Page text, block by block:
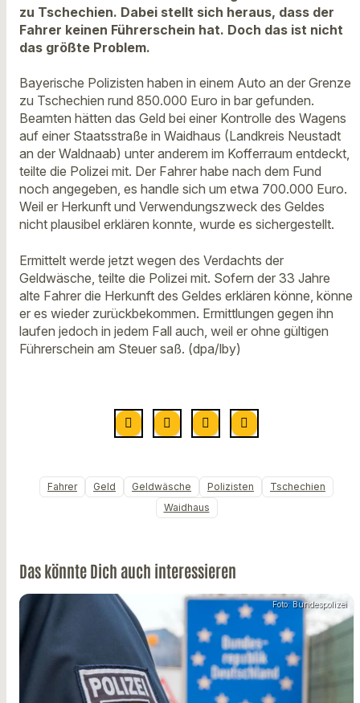
zu Tschechien. Dabei stellt sich heraus, dass der
Fahrer keinen Führerschein hat. Doch das ist nicht
das größte Problem.
Bayerische Polizisten haben in einem Auto an der Grenze
zu Tschechien rund 850.000 Euro in bar gefunden.
Beamten hätten das Geld bei einer Kontrolle des Wagens
auf einer Staatsstraße in Waidhaus (Landkreis Neustadt
an der Waldnaab) unter anderem im Kofferraum entdeckt,
teilte die Polizei mit. Der Fahrer habe nach dem Fund
noch angegeben, es handle sich um etwa 700.000 Euro.
Weil er Herkunft und Verwendungszweck des Geldes
nicht plausibel erklären konnte, wurde es sichergestellt.
Ermittelt werde jetzt wegen des Verdachts der
Geldwäsche, teilte die Polizei mit. Sofern der 33 Jahre
alte Fahrer die Herkunft des Geldes erklären könne, könne
er es wieder zurückbekommen. Ermittlungen gegen ihn
laufen jedoch in jedem Fall auch, weil er ohne gültigen
Führerschein am Steuer saß. (dpa/lby)
Fahrer Geld Geldwäsche Polizisten
Tschechien
Waidhaus
Das könnte Dich auch interessieren
Foto: Bundespolizei